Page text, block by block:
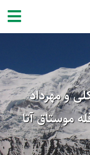
و مهرداد
موستاق آتا